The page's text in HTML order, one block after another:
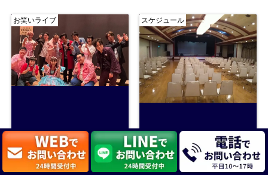
お笑いライブ
お笑いライブ
スケジュール
今後のスケジュール